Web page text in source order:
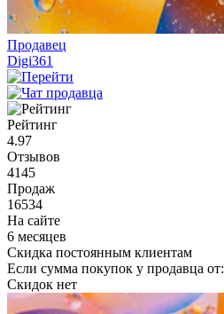
Продавец
Digi361
Рейтинг
4.97
Отзывов
4145
Продаж
16534
На сайте
6 месяцев
Скидка постоянным клиентам
Если сумма покупок у продавца от:
Скидок нет